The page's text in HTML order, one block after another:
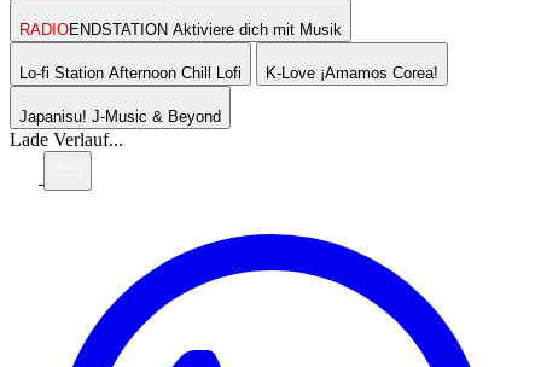
RADIOENDSTATION Aktiviere dich mit Musik
Lo-fi Station Afternoon Chill Lofi K-Love ¡Amamos Corea!
Japanisu! J-Music & Beyond
Lade Verlauf...